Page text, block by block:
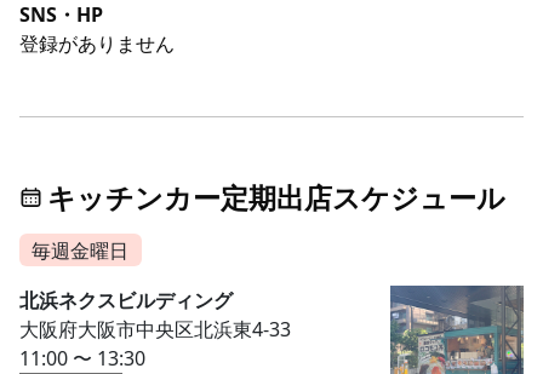
SNS・HP
登録がありません
キッチンカー定期出店スケジュール
毎週金曜日
北浜ネクスビルディング
大阪府大阪市中央区北浜東4-33
11:00 〜 13:30